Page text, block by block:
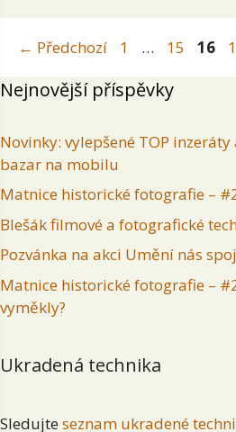
← Předchozí Stránka
1 … Stránka
15 16
Nejnovější příspěvky
Novinky: vylepšené TOP
bazar na mobilu
Matnice historické fotografie –
Blešák filmové a fotografické
Pozvánka na akci Umění nás
Matnice historické fotografie –
vyměkly?
Ukradená technika
Sledujte seznam ukradené